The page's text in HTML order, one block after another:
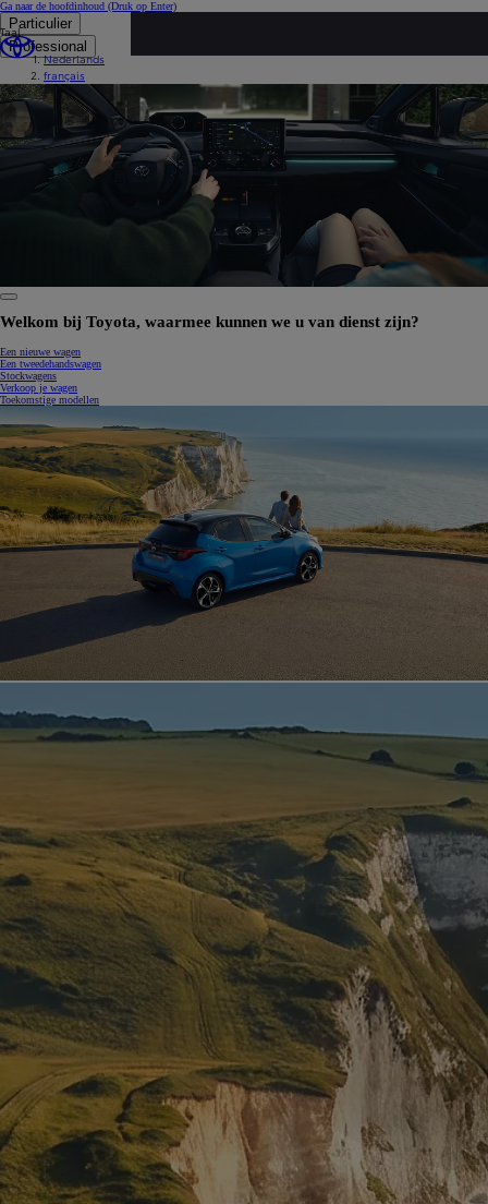
Ga naar de hoofdinhoud (Druk op Enter)
Particulier
Professional
Taal
Nederlands
français
0:06 / 0:13
Welkom bij Toyota, waarmee kunnen we u van dienst zijn?
Een nieuwe wagen
Een tweedehandswagen
Stockwagens
Verkoop je wagen
Toekomstige modellen